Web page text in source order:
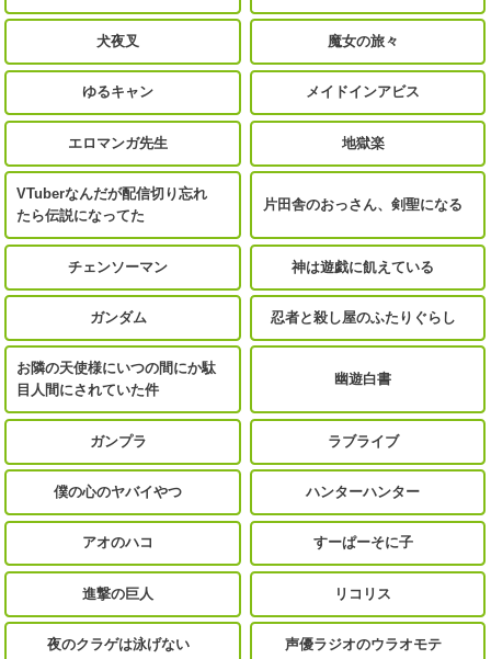
犬夜叉 魔女の旅々
ゆるキャン メイドインアビス
エロマンガ先生 地獄楽
VTuberなんだが配信切り忘れ
たら伝説になってた
片田舎のおっさん、剣聖になる
チェンソーマン 神は遊戯に飢えている
ガンダム 忍者と殺し屋のふたりぐらし
お隣の天使様にいつの間にか駄
目人間にされていた件
幽遊白書
ガンプラ ラブライブ
僕の心のヤバイやつ ハンターハンター
アオのハコ すーぱーそに子
進撃の巨人 リコリス
夜のクラゲは泳げない 声優ラジオのウラオモテ